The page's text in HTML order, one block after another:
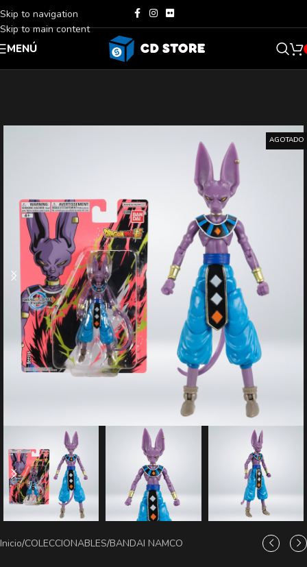
Skip to navigation
Skip to main content
MENÚ
AGOTADO
Inicio/COLECCIONABLES/BANDAI NAMCO